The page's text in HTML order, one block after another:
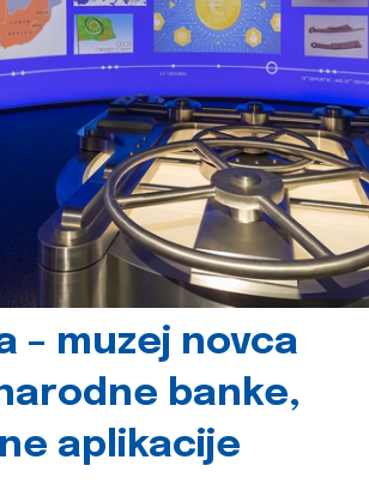
– muzej novca
banke,
aplikacije